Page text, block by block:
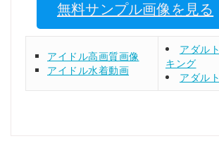
無料サンプル画像を見る
アイドル高画質画像
アイドル水着動画
アダル
キング
アダル